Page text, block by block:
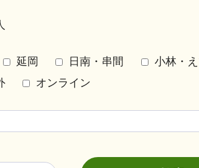
延岡 日南・串間
小林・
オンライン